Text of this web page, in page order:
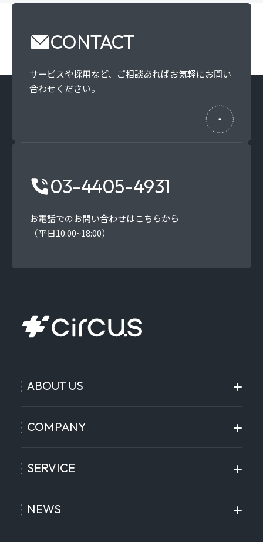
CONTACT
サービスや採用など、 ご相談あればお気軽にお問い
合わせください。
03-4405-4931
お電話でのお問い合わせはこちらから
（平日10:00~18:00）
ABOUT US
COMPANY
SERVICE
NEWS